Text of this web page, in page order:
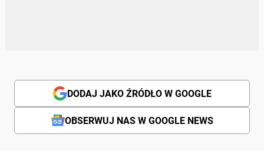
DODAJ JAKO ŹRÓDŁO W GOOGLE
OBSERWUJ NAS W GOOGLE NEWS